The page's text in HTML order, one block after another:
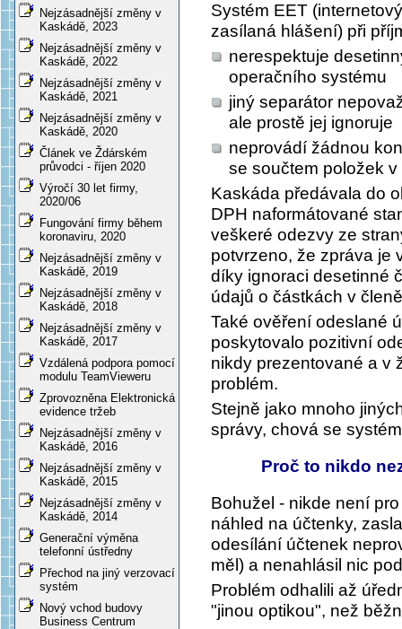
Nejzásadnější změny v
Kaskádě, 2023
Nejzásadnější změny v
Kaskádě, 2022
Nejzásadnější změny v
Kaskádě, 2021
Nejzásadnější změny v
Kaskádě, 2020
Článek ve Ždárském
průvodci - říjen 2020
Výročí 30 let firmy,
2020/06
Fungování firmy během
koronaviru, 2020
Nejzásadnější změny v
Kaskádě, 2019
Nejzásadnější změny v
Kaskádě, 2018
Nejzásadnější změny v
Kaskádě, 2017
Vzdálená podpora pomocí
modulu TeamVieweru
Zprovozněna Elektronická
evidence tržeb
Nejzásadnější změny v
Kaskádě, 2016
Nejzásadnější změny v
Kaskádě, 2015
Nejzásadnější změny v
Kaskádě, 2014
Generační výměna
telefonní ústředny
Přechod na jiný verzovací
systém
Nový vchod budovy
Business Centrum
Systém EET
zasílaná hlášení) při
nerespektuje
operačního systému
jiný separátor
ale prostě jej ignoruje
neprovádí žádnou
se součtem položek v
Kaskáda předávala do
DPH naformátované
veškeré odezvy ze
potvrzeno, že zpráva je
díky ignoraci desetinné
údajů o částkách v
Také ověření odeslané
poskytovalo pozitivní
nikdy prezentované a v
problém.
Stejně jako mnoho
správy, chová se
Proč to nikdo
Bohužel - nikde není
náhled na účtenky,
odesílání účtenek
měl) a nenahlásil nic
Problém odhalili až
"jinou optikou", než